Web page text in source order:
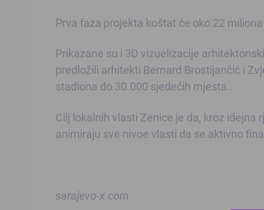
Prva faza projekta koštat će oko 22
Prikazane su i 3D vizuelizacije
predložili arhitekti Bernard Brostijančić i
stadiona do 30.000 sjedećih mjesta.
Cilj lokalnih vlasti Zenice je da, kroz
animiraju sve nivoe vlasti da se aktivno
sarajevo-x.com